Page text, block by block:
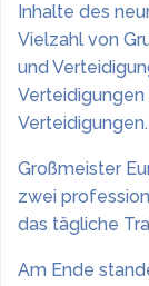
Inhalte des
Vielzahl von
und
Verteidigungen.
Großmeister
zwei
das tägliche
Am Ende